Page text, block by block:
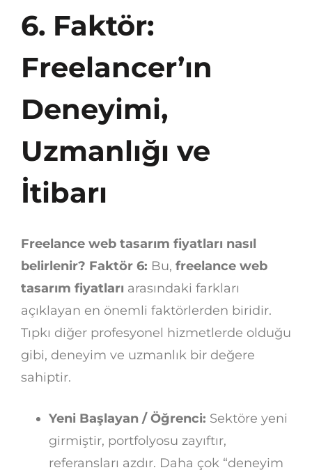
6. Faktör:
Freelancer’ın
Deneyimi,
Uzmanlığı ve
İtibarı
Freelance web tasarım fiyatları nasıl
belirlenir? Faktör 6: Bu, freelance web
tasarım fiyatları arasındaki farkları
açıklayan en önemli faktörlerden biridir.
Tıpkı diğer profesyonel hizmetlerde olduğu
gibi, deneyim ve uzmanlık bir değere
sahiptir.
Yeni Başlayan / Öğrenci: Sektöre yeni
girmiştir, portfolyosu zayıftır,
referansları azdır. Daha çok “deneyim